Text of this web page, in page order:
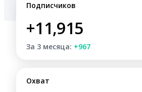
Подписчиков
+11,915
За 3 месяца: +967
Охват